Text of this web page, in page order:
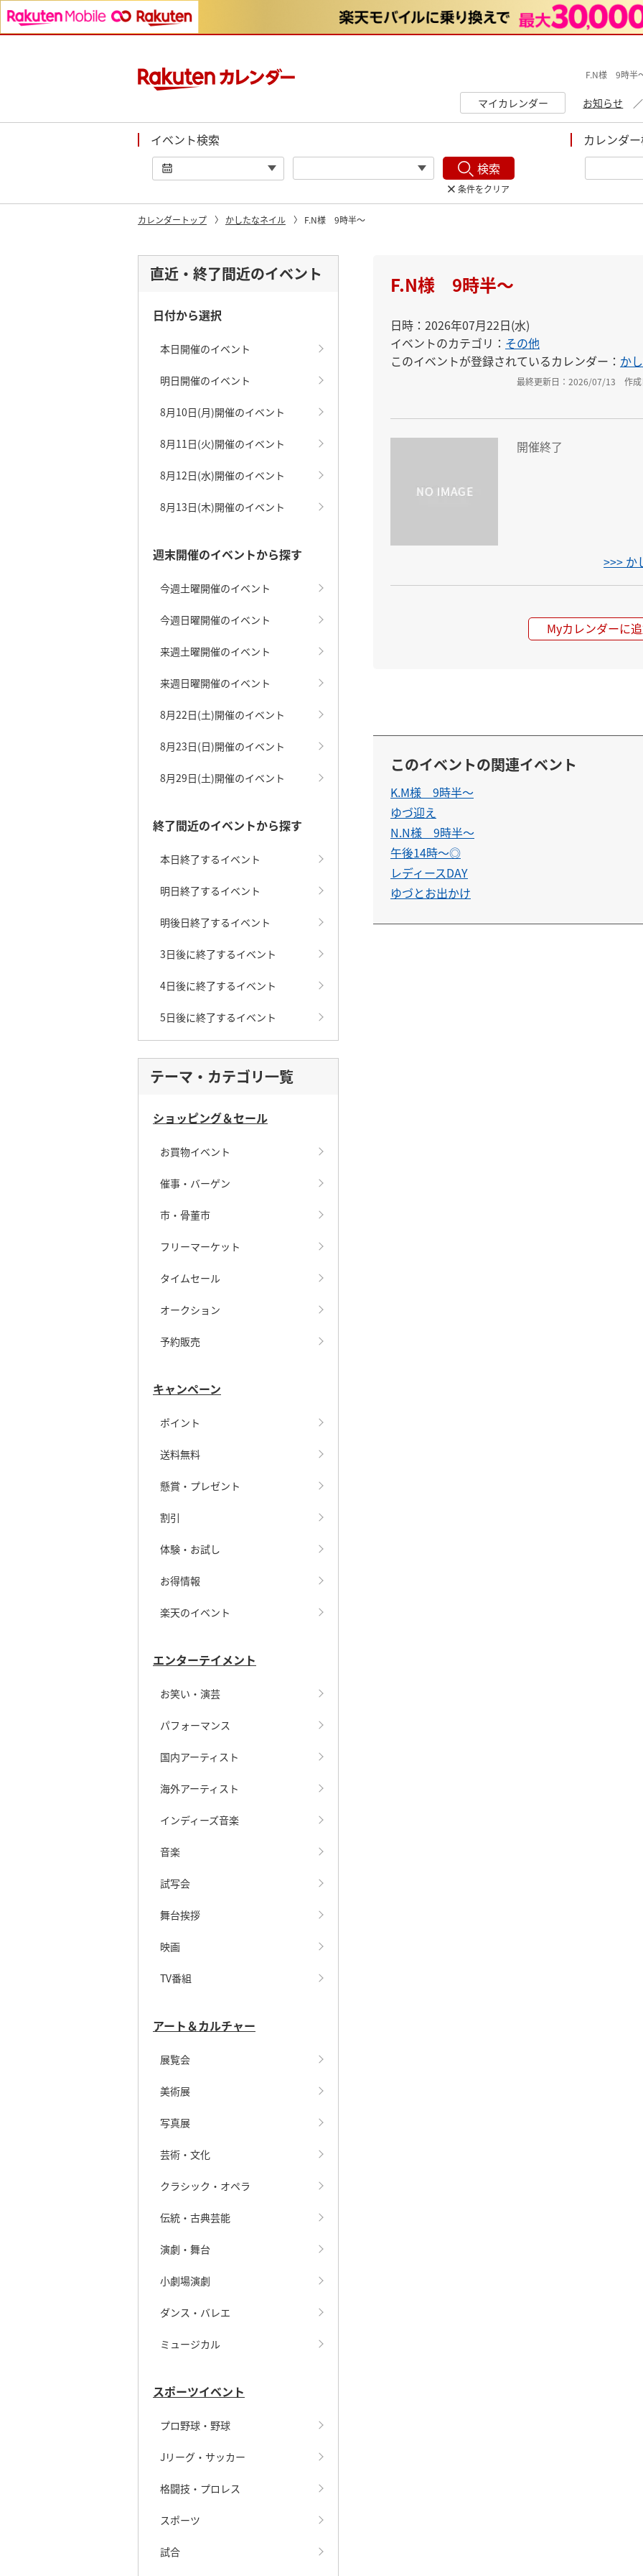
F.N様 9時半
マイカレンダー お知らせ
イベント検索
検索
条件をクリア
カレンダ
カレンダートップ かしたなネイル F.N様 9時半〜
直近・終了間近のイベント
日付から選択
本日開催のイベント
明日開催のイベント
8月10日(月)開催のイベント
8月11日(火)開催のイベント
8月12日(水)開催のイベント
8月13日(木)開催のイベント
週末開催のイベントから探す
今週土曜開催のイベント
今週日曜開催のイベント
来週土曜開催のイベント
来週日曜開催のイベント
8月22日(土)開催のイベント
8月23日(日)開催のイベント
8月29日(土)開催のイベント
終了間近のイベントから探す
本日終了するイベント
明日終了するイベント
明後日終了するイベント
3日後に終了するイベント
4日後に終了するイベント
5日後に終了するイベント
テーマ・カテゴリ一覧
ショッピング＆セール
お買物イベント
催事・バーゲン
市・骨董市
フリーマーケット
タイムセール
オークション
予約販売
キャンペーン
ポイント
送料無料
懸賞・プレゼント
割引
体験・お試し
お得情報
楽天のイベント
エンターテイメント
お笑い・演芸
パフォーマンス
国内アーティスト
海外アーティスト
インディーズ音楽
音楽
試写会
舞台挨拶
映画
TV番組
アート＆カルチャー
展覧会
美術展
写真展
芸術・文化
クラシック・オペラ
伝統・古典芸能
演劇・舞台
小劇場演劇
ダンス・バレエ
ミュージカル
スポーツイベント
プロ野球・野球
Jリーグ・サッカー
格闘技・プロレス
スポーツ
試合
F.N様 9時半〜
日時：2026年07月22日(水)
イベントのカテゴリ： その他
このイベントが登録されているカレンダー： か
最終更新日：2026/07/13 作
開催終了
>>> か
Myカレンダーに
このイベントの関連イベント
K.M様 9時半〜
ゆづ迎え
N.N様 9時半〜
午後14時〜◎
レディースDAY
ゆづとお出かけ